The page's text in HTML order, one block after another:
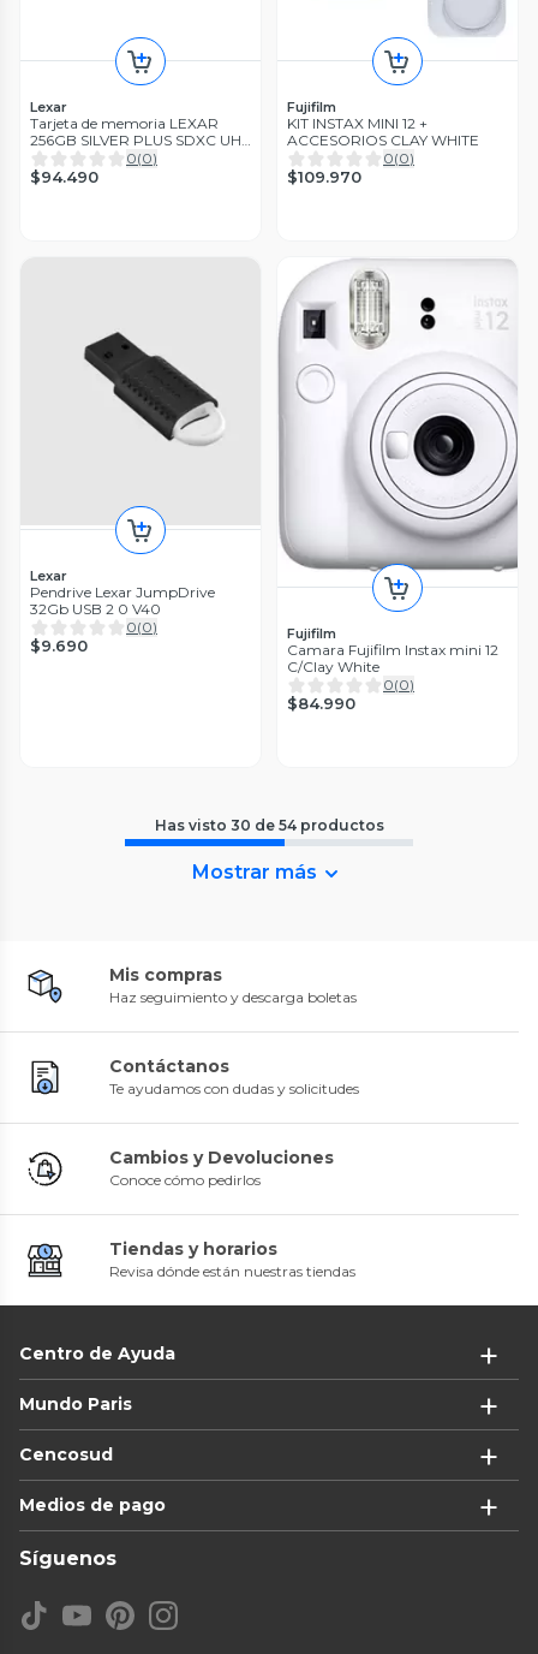
Lexar
Tarjeta de memoria LEXAR
256GB SILVER PLUS SDXC UHS
I V30 255 180MB
0(0)
$94.490
Fujifilm
KIT INSTAX MINI 12 +
ACCESORIOS CLAY WHITE
0(0)
$109.970
Lexar
Pendrive Lexar JumpDrive
32Gb USB 2 0 V40
0(0)
$9.690
Fujifilm
Camara Fujifilm Instax mini 12
C/Clay White
0(0)
$84.990
Has visto 30 de 54 productos
Mostrar más
Mis compras
Haz seguimiento y descarga boletas
Contáctanos
Te ayudamos con dudas y solicitudes
Cambios y Devoluciones
Conoce cómo pedirlos
Tiendas y horarios
Revisa dónde están nuestras tiendas
Centro de Ayuda
Mundo Paris
Cencosud
Medios de pago
Síguenos